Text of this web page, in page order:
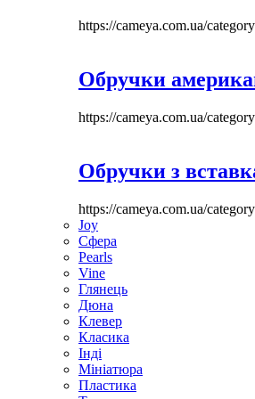
https://cameya.com.ua/
Обручки
https://cameya.com.ua/
Обручки з
https://cameya.com.ua/
Joy
Сфера
Pearls
Vine
Глянець
Дюна
Клевер
Класика
Інді
Мініатюра
Пластика